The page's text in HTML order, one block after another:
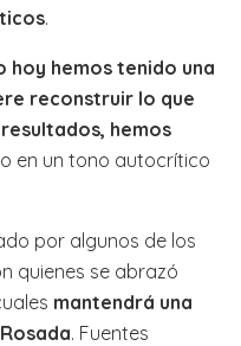
.
hoy hemos tenido una
reconstruir lo que
hemos
en un tono autocrítico
por algunos de los
quienes se abrazó
mantendrá una
. Fuentes